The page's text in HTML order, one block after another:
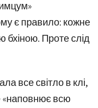
є правило: кожне
Проте слід
все світло в клі,
«наповнює всю